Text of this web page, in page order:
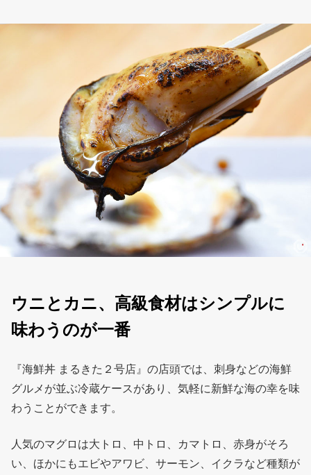
ウニとカニ、高級食材はシンプルに
味わうのが一番
『海鮮丼 まるきた２号店』の店頭では、刺身などの海鮮
グルメが並ぶ冷蔵ケースがあり、気軽に新鮮な海の幸を味
わうことができます。
人気のマグロは大トロ、中トロ、カマトロ、赤身がそろ
い、ほかにもエビやアワビ、サーモン、イクラなど種類が